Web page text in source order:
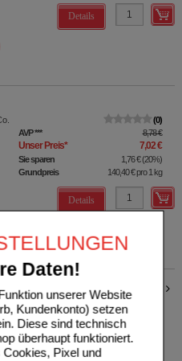
Daten!
unserer Website
Kundenkonto) setzen
Diese sind technisch
überhaupt funktioniert.
Pixel und
Details
0
AVP*** 8,78 €
Unser Preis* 7,02 €
Sie sparen 1,76 €(20%)
Grundpreis
140,40 €pro 1 kg
Details
2X100 g
pro Seite